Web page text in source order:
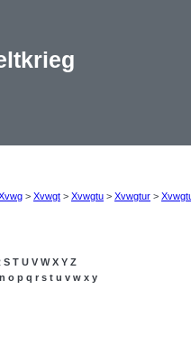
> Xvwgt > Xvwgtu > Xvwgtur >
S T U V W X Y Z
n o p q r s t u v w x y